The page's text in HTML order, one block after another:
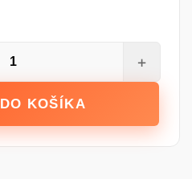
+
KOŠÍKA